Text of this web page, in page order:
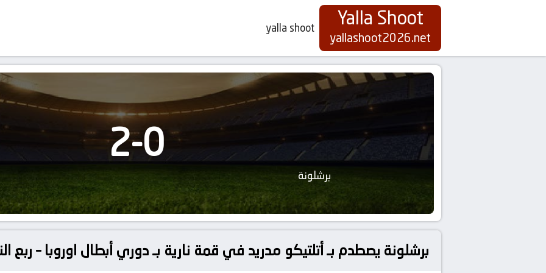
Yalla Shoot
yallashoot2026.net
yalla shoot
برشلونة
0
-
2
برشلونة يصطدم بـ أتلتيكو مدريد في قمة نارية بـ دوري أبطال اوروبا – ربع